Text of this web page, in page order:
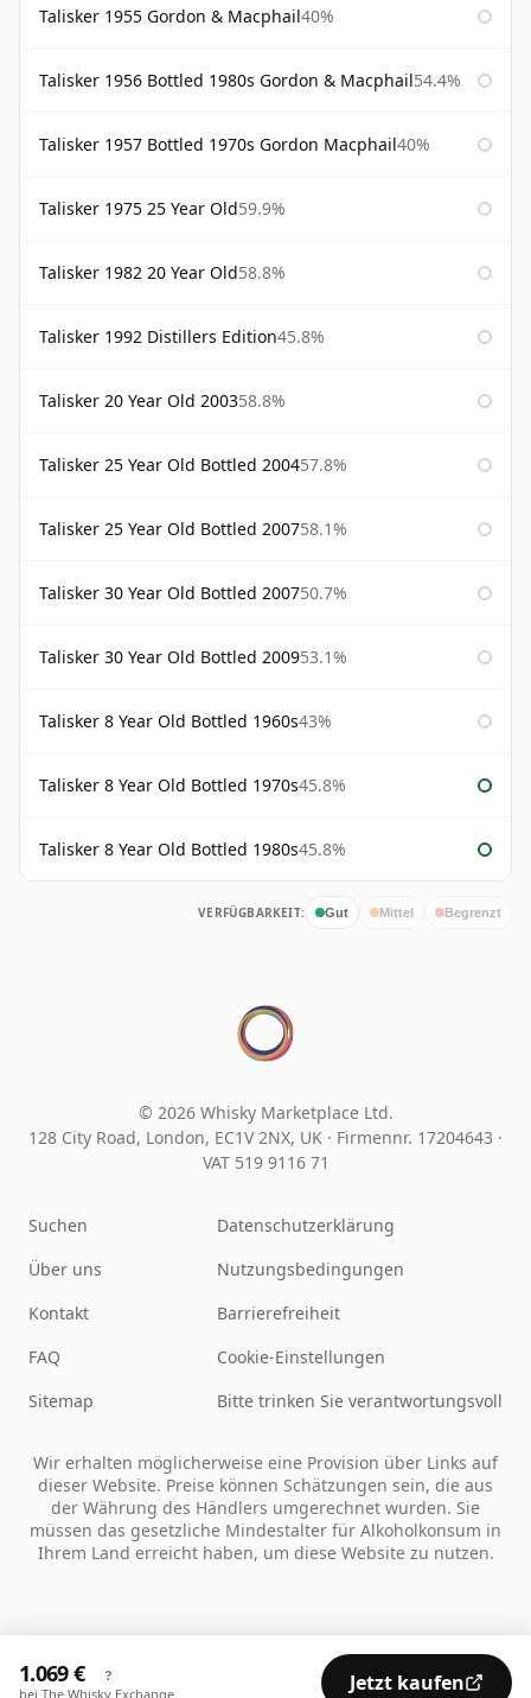
Talisker 1955 Gordon & Macphail40%
Talisker 1956 Bottled 1980s Gordon & Macphail54.4%
Talisker 1957 Bottled 1970s Gordon Macphail40%
Talisker 1975 25 Year Old59.9%
Talisker 1982 20 Year Old58.8%
Talisker 1992 Distillers Edition45.8%
Talisker 20 Year Old 200358.8%
Talisker 25 Year Old Bottled 200457.8%
Talisker 25 Year Old Bottled 200758.1%
Talisker 30 Year Old Bottled 200750.7%
Talisker 30 Year Old Bottled 200953.1%
Talisker 8 Year Old Bottled 1960s43%
Talisker 8 Year Old Bottled 1970s45.8%
Talisker 8 Year Old Bottled 1980s45.8%
VERFÜGBARKEIT: Gut Mittel Begrenzt
1.069 € ?
bei The Whisky Exchange Jetzt kaufen
© 2026 Whisky Marketplace Ltd.
128 City Road, London, EC1V 2NX, UK · Firmennr. 17204643 ·
VAT 519 9116 71
Suchen
Über uns
Kontakt
FAQ
Sitemap
Datenschutzerklärung
Nutzungsbedingungen
Barrierefreiheit
Cookie-Einstellungen
Bitte trinken Sie verantwortungsvoll
Wir erhalten möglicherweise eine Provision über Links auf
dieser Website. Preise können Schätzungen sein, die aus
der Währung des Händlers umgerechnet wurden. Sie
müssen das gesetzliche Mindestalter für Alkoholkonsum in
Ihrem Land erreicht haben, um diese Website zu nutzen.